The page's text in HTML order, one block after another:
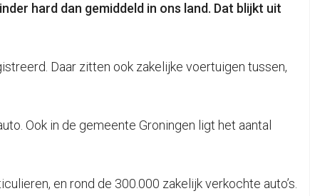
hard dan gemiddeld in ons land. Dat blijkt uit
Daar zitten ook zakelijke voertuigen tussen,
Ook in de gemeente Groningen ligt het aantal
en rond de 300.000 zakelijk verkochte auto’s.